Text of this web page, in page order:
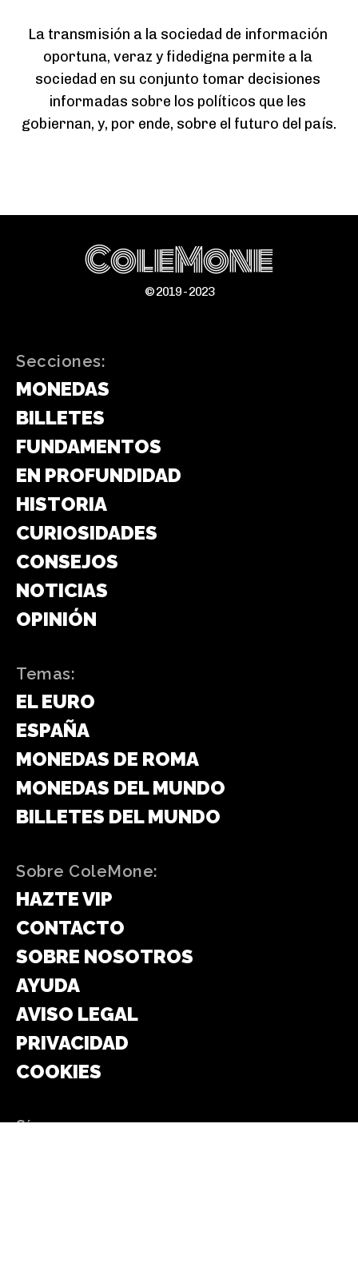
La transmisión a la sociedad de información
oportuna, veraz y fidedigna permite a la
sociedad en su conjunto tomar decisiones
informadas sobre los políticos que les
gobiernan, y, por ende, sobre el futuro del país.
ColeMone
© 2019 - 2023
Secciones:
MONEDAS
BILLETES
FUNDAMENTOS
EN PROFUNDIDAD
HISTORIA
CURIOSIDADES
CONSEJOS
NOTICIAS
OPINIÓN
Temas:
EL EURO
ESPAÑA
MONEDAS DE ROMA
MONEDAS DEL MUNDO
BILLETES DEL MUNDO
Sobre ColeMone:
HAZTE VIP
CONTACTO
SOBRE NOSOTROS
AYUDA
AVISO LEGAL
PRIVACIDAD
COOKIES
Síguenos en: